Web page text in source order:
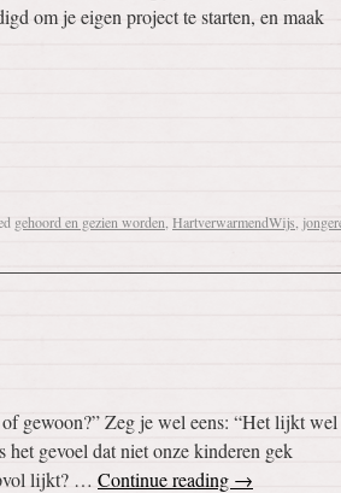
om je eigen project te starten, en maak
gehoord en gezien worden HartverwarmendWijs
gewoon?” Zeg je wel eens: “Het lijkt
het gevoel dat niet onze kinderen gek
lijkt? … Continue reading →